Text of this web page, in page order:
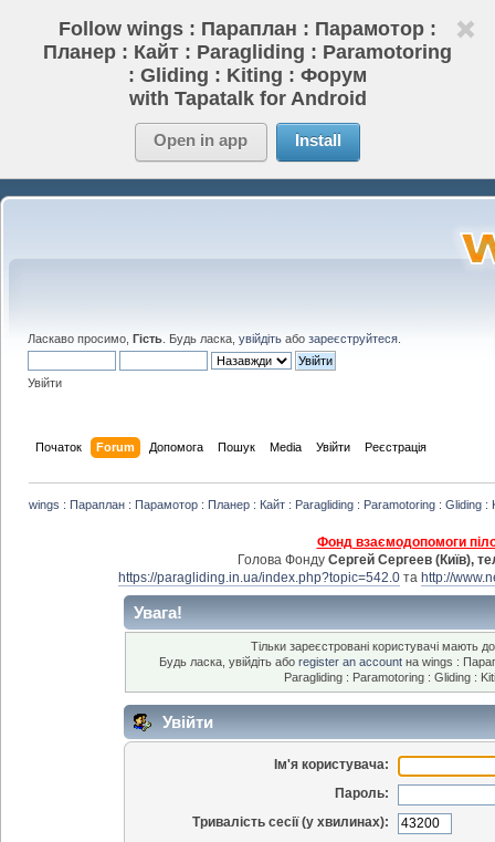
Follow wings : Параплан : Парамотор :
Планер : Кайт : Paragliding : Paramotoring
: Gliding : Kiting : Форум
with Tapatalk for Android
Open in app Install
Ласкаво просимо, Гість . Будь ласка, увійдіть або зареєструйтеся
Увійти
Початок Forum Допомога Пошук Media Увійти Реєстрація
wings : Параплан : Парамотор : Планер : Кайт : Paragliding : Paramotoring : Gliding :
Фонд взаємодопомоги
Голова Фонду Сергей Сергеев (Київ),
https://paragliding.in.ua/index.php?topic=542.0 та http://
Увага!
Тільки зареєстровані користувачі мають
Будь ласка, увійдіть або register an account на wings :
Paragliding : Paramotoring : Gliding :
Увійти
Ім'я користувача:
Пароль:
Тривалість сесії (у хвилинах):